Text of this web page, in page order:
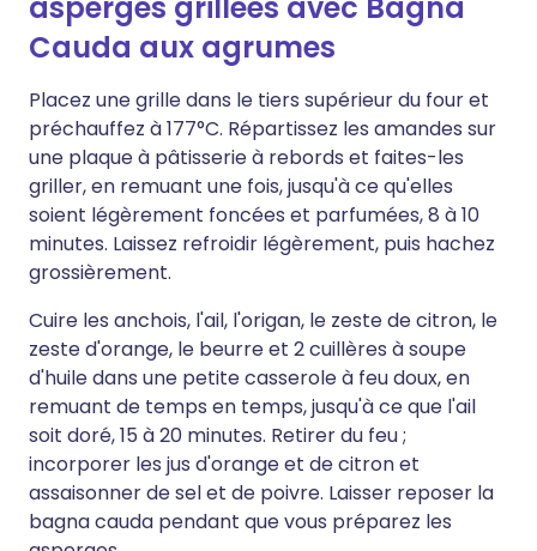
Cauda aux agrumes
Placez une grille dans le tiers supérieur du four et
préchauffez à 177°C. Répartissez les amandes sur
une plaque à pâtisserie à rebords et faites-les
griller, en remuant une fois, jusqu'à ce qu'elles
soient légèrement foncées et parfumées, 8 à 10
minutes. Laissez refroidir légèrement, puis hachez
grossièrement.
Cuire les anchois, l'ail, l'origan, le zeste de citron, le
zeste d'orange, le beurre et 2 cuillères à soupe
d'huile dans une petite casserole à feu doux, en
remuant de temps en temps, jusqu'à ce que l'ail
soit doré, 15 à 20 minutes. Retirer du feu ;
incorporer les jus d'orange et de citron et
assaisonner de sel et de poivre. Laisser reposer la
bagna cauda pendant que vous préparez les